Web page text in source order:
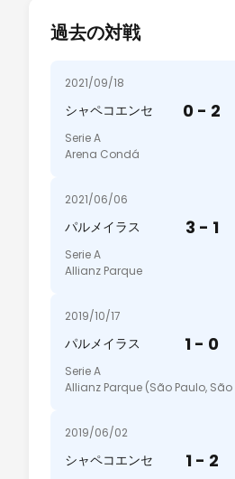
過去の対戦
2021/09/18
シャペコエンセ 0 - 2
Serie A
Arena Condá
2021/06/06
パルメイラス 3 - 1
Serie A
Allianz Parque
2019/10/17
パルメイラス 1 - 0
Serie A
Allianz Parque (São Paulo, São
2019/06/02
シャペコエンセ 1 - 2